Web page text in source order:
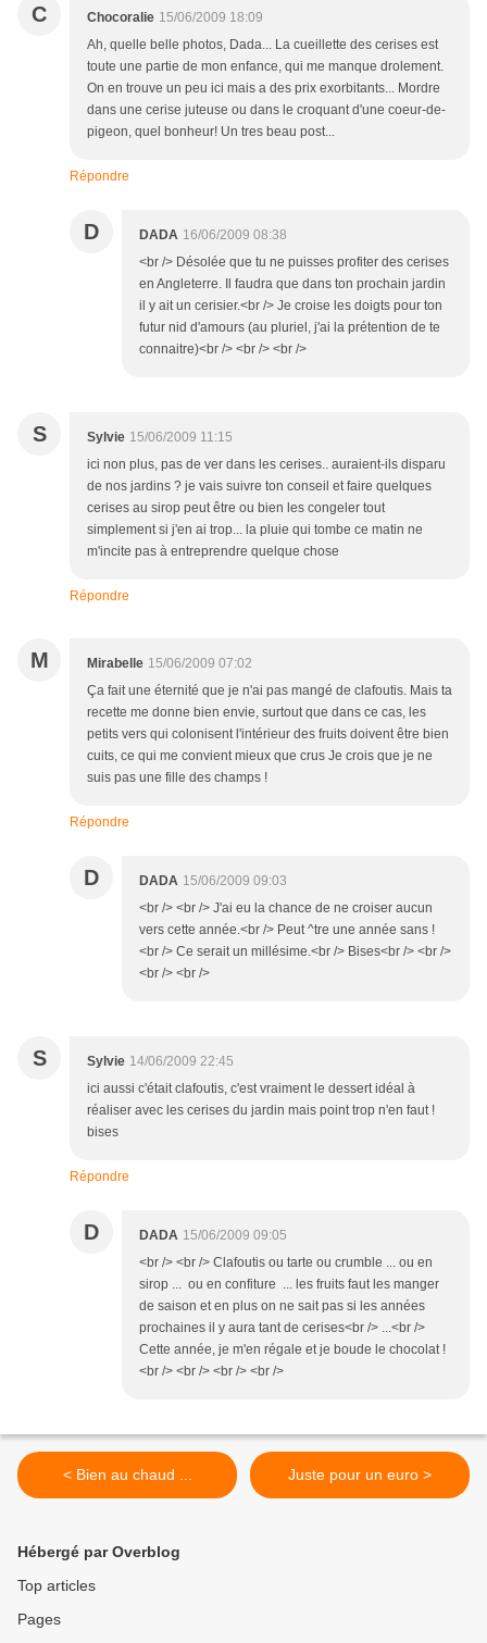
C Chocoralie 15/06/2009 18:09
Ah, quelle belle photos, Dada... La cueillette des cerises est
toute une partie de mon enfance, qui me manque drolement.
On en trouve un peu ici mais a des prix exorbitants... Mordre
dans une cerise juteuse ou dans le croquant d'une coeur-de-
pigeon, quel bonheur! Un tres beau post...
Répondre
D DADA 16/06/2009 08:38
<br /> Désolée que tu ne puisses profiter des cerises
en Angleterre. Il faudra que dans ton prochain jardin
il y ait un cerisier.<br /> Je croise les doigts pour ton
futur nid d'amours (au pluriel, j'ai la prétention de te
connaitre)<br /> <br /> <br />
S Sylvie 15/06/2009 11:15
ici non plus, pas de ver dans les cerises.. auraient-ils disparu
de nos jardins ? je vais suivre ton conseil et faire quelques
cerises au sirop peut être ou bien les congeler tout
simplement si j'en ai trop... la pluie qui tombe ce matin ne
m'incite pas à entreprendre quelque chose
Répondre
M Mirabelle 15/06/2009 07:02
Ça fait une éternité que je n'ai pas mangé de clafoutis. Mais ta
recette me donne bien envie, surtout que dans ce cas, les
petits vers qui colonisent l'intérieur des fruits doivent être bien
cuits, ce qui me convient mieux que crus Je crois que je ne
suis pas une fille des champs !
Répondre
D DADA 15/06/2009 09:03
<br /> <br /> J'ai eu la chance de ne croiser aucun
vers cette année.<br /> Peut ^tre une année sans !
<br /> Ce serait un millésime.<br /> Bises<br /> <br />
<br /> <br />
S Sylvie 14/06/2009 22:45
ici aussi c'était clafoutis, c'est vraiment le dessert idéal à
réaliser avec les cerises du jardin mais point trop n'en faut !
bises
Répondre
D DADA 15/06/2009 09:05
<br /> <br /> Clafoutis ou tarte ou crumble ... ou en
sirop ... ou en confiture ... les fruits faut les manger
de saison et en plus on ne sait pas si les années
prochaines il y aura tant de cerises<br /> ...<br />
Cette année, je m'en régale et je boude le chocolat !
<br /> <br /> <br /> <br />
< Bien au chaud ... Juste pour un euro >
Hébergé par Overblog
Top articles
Pages